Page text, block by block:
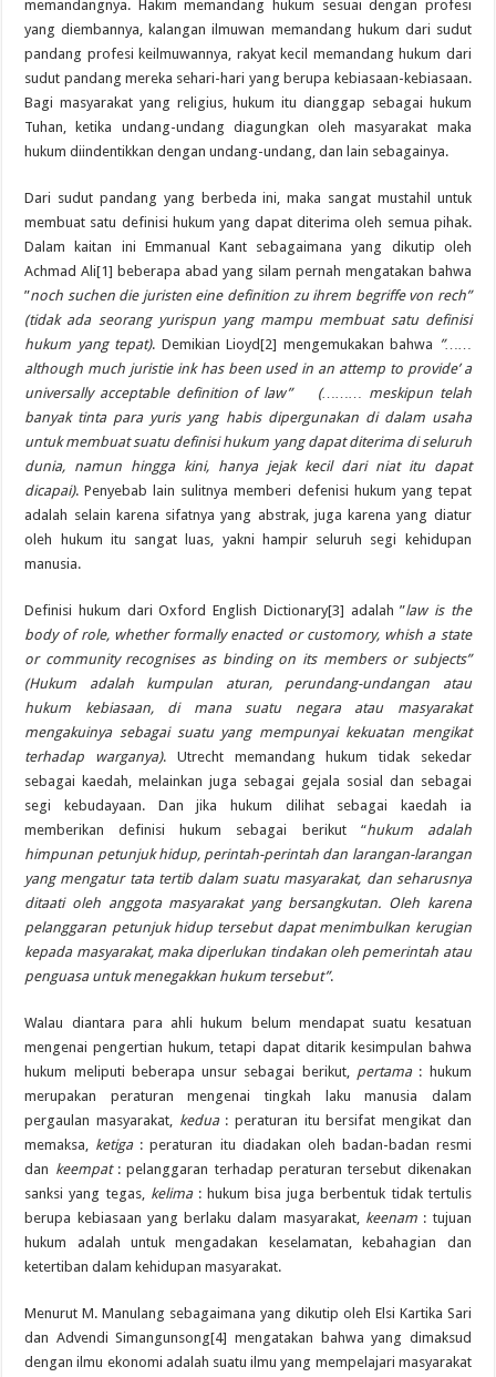
memandangnya. Hakim memandang hukum sesuai dengan profesi
yang diembannya, kalangan ilmuwan memandang hukum dari sudut
pandang profesi keilmuwannya, rakyat kecil memandang hukum dari
sudut pandang mereka sehari-hari yang berupa kebiasaan-kebiasaan.
Bagi masyarakat yang religius, hukum itu dianggap sebagai hukum
Tuhan, ketika undang-undang diagungkan oleh masyarakat maka
hukum diindentikkan dengan undang-undang, dan lain sebagainya.
Dari sudut pandang yang berbeda ini, maka sangat mustahil untuk
membuat satu definisi hukum yang dapat diterima oleh semua pihak.
Dalam kaitan ini Emmanual Kant sebagaimana yang dikutip oleh
Achmad Ali[1] beberapa abad yang silam pernah mengatakan bahwa
”noch suchen die juristen eine definition zu ihrem begriffe von rech”
(tidak ada seorang yurispun yang mampu membuat satu definisi
hukum yang tepat). Demikian Lioyd[2] mengemukakan bahwa ”……
although much juristie ink has been used in an attemp to provide’ a
universally acceptable definition of law” (……… meskipun telah
banyak tinta para yuris yang habis dipergunakan di dalam usaha
untuk membuat suatu definisi hukum yang dapat diterima di seluruh
dunia, namun hingga kini, hanya jejak kecil dari niat itu dapat
dicapai). Penyebab lain sulitnya memberi defenisi hukum yang tepat
adalah selain karena sifatnya yang abstrak, juga karena yang diatur
oleh hukum itu sangat luas, yakni hampir seluruh segi kehidupan
manusia.
Definisi hukum dari Oxford English Dictionary[3] adalah ”law is the
body of role, whether formally enacted or customory, whish a state
or community recognises as binding on its members or subjects”
(Hukum adalah kumpulan aturan, perundang-undangan atau
hukum kebiasaan, di mana suatu negara atau masyarakat
mengakuinya sebagai suatu yang mempunyai kekuatan mengikat
terhadap warganya). Utrecht memandang hukum tidak sekedar
sebagai kaedah, melainkan juga sebagai gejala sosial dan sebagai
segi kebudayaan. Dan jika hukum dilihat sebagai kaedah ia
memberikan definisi hukum sebagai berikut “hukum adalah
himpunan petunjuk hidup, perintah-perintah dan larangan-larangan
yang mengatur tata tertib dalam suatu masyarakat, dan seharusnya
ditaati oleh anggota masyarakat yang bersangkutan. Oleh karena
pelanggaran petunjuk hidup tersebut dapat menimbulkan kerugian
kepada masyarakat, maka diperlukan tindakan oleh pemerintah atau
penguasa untuk menegakkan hukum tersebut”.
Walau diantara para ahli hukum belum mendapat suatu kesatuan
mengenai pengertian hukum, tetapi dapat ditarik kesimpulan bahwa
hukum meliputi beberapa unsur sebagai berikut, pertama: hukum
merupakan peraturan mengenai tingkah laku manusia dalam
pergaulan masyarakat, kedua: peraturan itu bersifat mengikat dan
memaksa, ketiga: peraturan itu diadakan oleh badan-badan resmi
dan keempat: pelanggaran terhadap peraturan tersebut dikenakan
sanksi yang tegas, kelima: hukum bisa juga berbentuk tidak tertulis
berupa kebiasaan yang berlaku dalam masyarakat, keenam : tujuan
hukum adalah untuk mengadakan keselamatan, kebahagian dan
ketertiban dalam kehidupan masyarakat.
Menurut M. Manulang sebagaimana yang dikutip oleh Elsi Kartika Sari
dan Advendi Simangunsong[4] mengatakan bahwa yang dimaksud
dengan ilmu ekonomi adalah suatu ilmu yang mempelajari masyarakat